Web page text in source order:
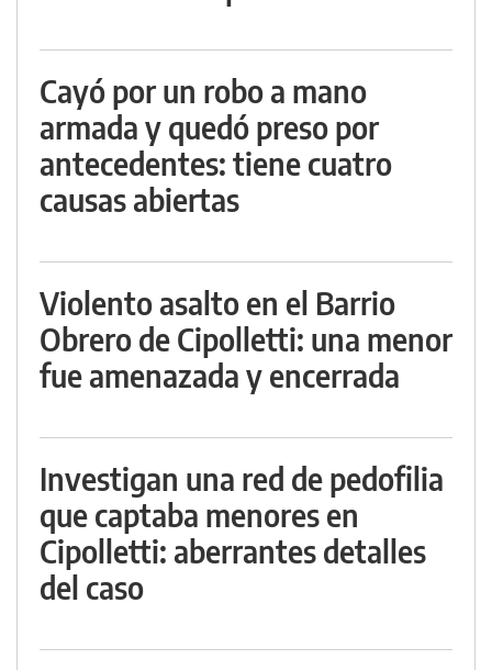
Cayó por un robo a mano
armada y quedó preso por
antecedentes: tiene cuatro
causas abiertas
Violento asalto en el Barrio
Obrero de Cipolletti: una menor
fue amenazada y encerrada
Investigan una red de pedofilia
que captaba menores en
Cipolletti: aberrantes detalles
del caso